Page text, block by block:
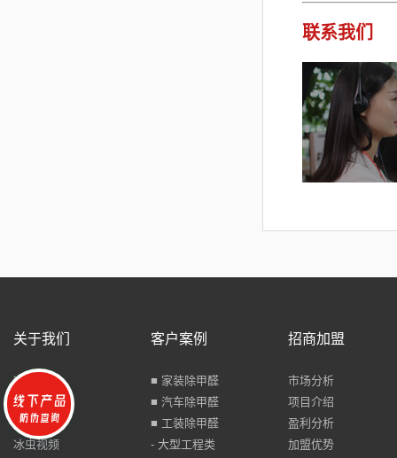
联系我们
关于我们
冰虫介绍
荣誉资质
冰虫动态
冰虫视频
客户案例
■ 家装除甲醛
■ 汽车除甲醛
■ 工装除甲醛
- 大型工程类
招商加盟
市场分析
项目介绍
盈利分析
加盟优势